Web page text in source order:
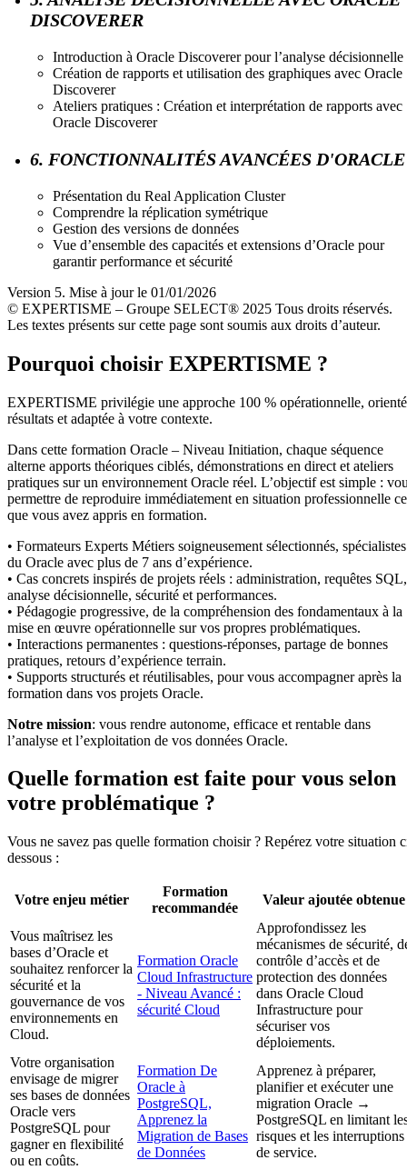
DISCOVERER
Introduction à Oracle Discoverer pour l’analyse décisionnelle
Création de rapports et utilisation des graphiques avec Oracle
Discoverer
Ateliers pratiques : Création et interprétation de rapports avec
Oracle Discoverer
6. FONCTIONNALITÉS AVANCÉES D'ORACLE
Présentation du Real Application Cluster
Comprendre la réplication symétrique
Gestion des versions de données
Vue d’ensemble des capacités et extensions d’Oracle pour
garantir performance et sécurité
Version 5. Mise à jour le 01/01/2026
© EXPERTISME – Groupe SELECT® 2025 Tous droits réservés.
Les textes présents sur cette page sont soumis aux droits d’auteur.
Pourquoi choisir EXPERTISME ?
EXPERTISME privilégie une approche 100 % opérationnelle,
résultats et adaptée à votre contexte.
Dans cette formation Oracle – Niveau Initiation, chaque séquence
alterne apports théoriques ciblés, démonstrations en direct et ateliers
pratiques sur un environnement Oracle réel. L’objectif est simple :
permettre de reproduire immédiatement en situation professionnelle ce
que vous avez appris en formation.
• Formateurs Experts Métiers soigneusement sélectionnés, spécialistes
du Oracle avec plus de 7 ans d’expérience.
• Cas concrets inspirés de projets réels : administration, requêtes SQL,
analyse décisionnelle, sécurité et performances.
• Pédagogie progressive, de la compréhension des fondamentaux à la
mise en œuvre opérationnelle sur vos propres problématiques.
• Interactions permanentes : questions-réponses, partage de bonnes
pratiques, retours d’expérience terrain.
• Supports structurés et réutilisables, pour vous accompagner après la
formation dans vos projets Oracle.
Notre mission: vous rendre autonome, efficace et rentable dans
l’analyse et l’exploitation de vos données Oracle.
Quelle formation est faite pour vous selon
votre problématique ?
Vous ne savez pas quelle formation choisir ? Repérez votre situation
dessous :
Votre enjeu métier
Formation
recommandée
Valeur ajoutée obtenue
Vous maîtrisez les
bases d’Oracle et
souhaitez renforcer la
sécurité et la
gouvernance de vos
environnements en
Cloud.
Formation Oracle
Cloud Infrastructure
- Niveau Avancé :
sécurité Cloud
Approfondissez les
mécanismes de sécurité,
contrôle d’accès et de
protection des données
dans Oracle Cloud
Infrastructure pour
sécuriser vos
déploiements.
Votre organisation
envisage de migrer
ses bases de données
Oracle vers
PostgreSQL pour
gagner en flexibilité
ou en coûts.
Formation De
Oracle à
PostgreSQL,
Apprenez la
Migration de Bases
de Données
Apprenez à préparer,
planifier et exécuter une
migration Oracle →
PostgreSQL en limitant
risques et les interruptions
de service.